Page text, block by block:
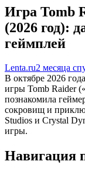
Игра Tomb
(2026 год):
геймплей
Lenta.ru2 месяца
В октябре 2026
игры Tomb Raider
познакомила
сокровищ и
Studios и Crystal
игры.
Навигация